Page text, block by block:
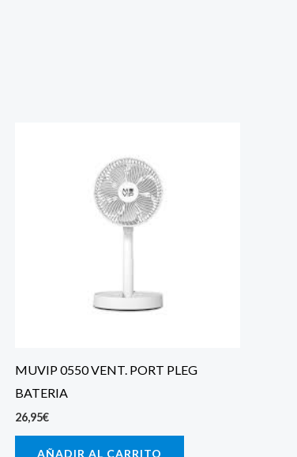
MUVIP 0550 VENT. PORT PLEG
BATERIA
26,95€
AÑADIR AL CARRITO